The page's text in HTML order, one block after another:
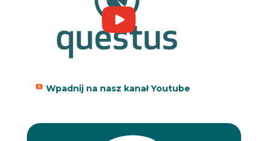
Wpadnij na nasz kanał Youtube